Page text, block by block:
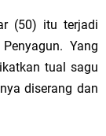
(50) itu terjadi
Yang
tual sagu
diserang dan